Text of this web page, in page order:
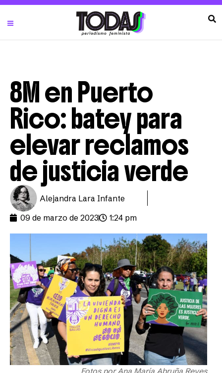
8M en Puerto
Rico: batey para
elevar reclamos
de justicia verde
Alejandra Lara Infante
09 de marzo de 2023
1:24 pm
Fotos por Ana María Abruña Reyes